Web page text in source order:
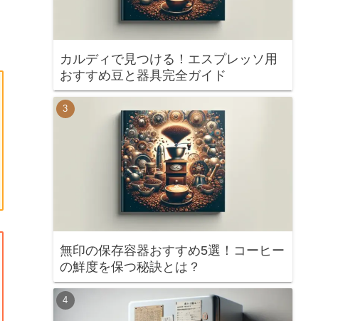
カルディで見つける！エスプレッソ用
おすすめ豆と器具完全ガイド
無印の保存容器おすすめ5選！コーヒー
の鮮度を保つ秘訣とは？